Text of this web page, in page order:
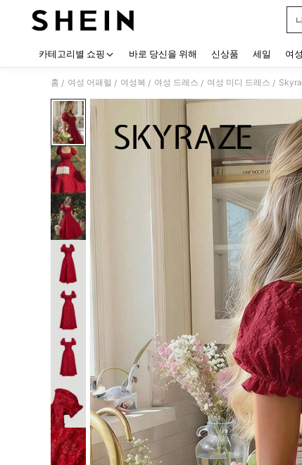
카테고리별 쇼핑 바로 당신을 위해 신상품 세일 여
홈 / 여성 어패럴 / 여성복 / 여성 드레스 / 여성 미디 드레스 /